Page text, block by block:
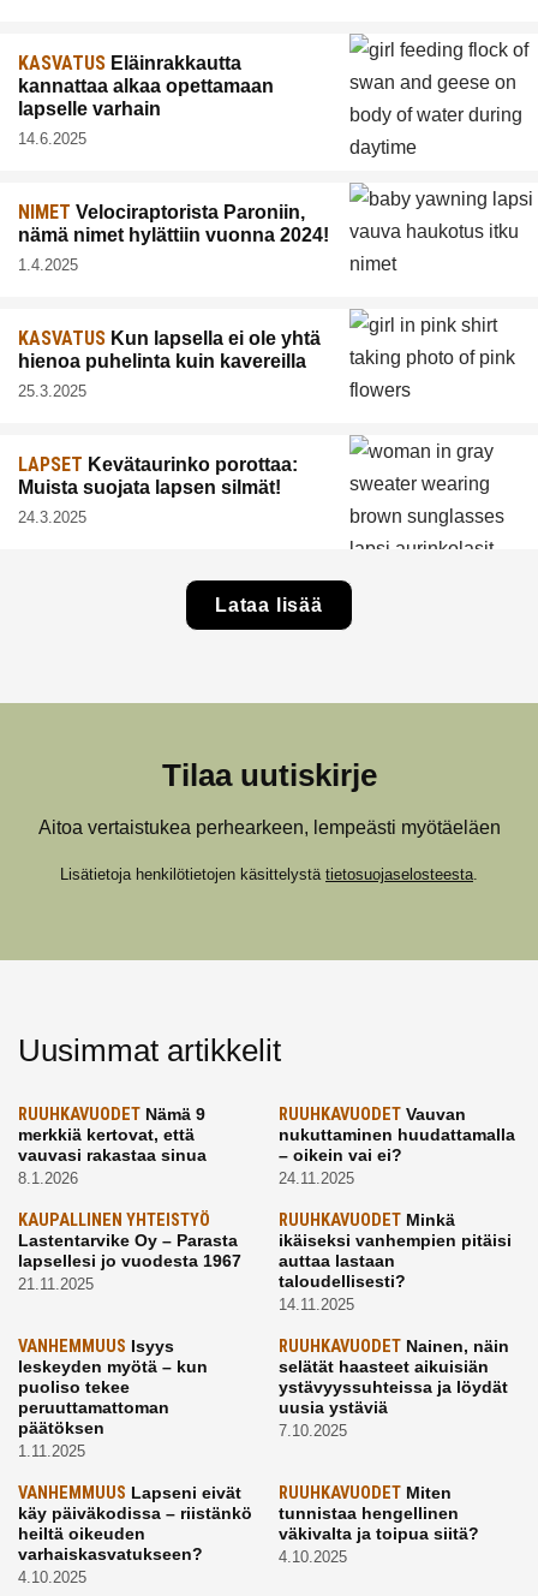
KASVATUS Eläinrakkautta
kannattaa alkaa opettamaan
lapselle varhain
14.6.2025
NIMET Velociraptorista Paroniin,
nämä nimet hylättiin vuonna 2024!
1.4.2025
KASVATUS Kun lapsella ei ole yhtä
hienoa puhelinta kuin kavereilla
25.3.2025
LAPSET Kevätaurinko porottaa:
Muista suojata lapsen silmät!
24.3.2025
Lataa lisää
Tilaa uutiskirje
Aitoa vertaistukea perhearkeen, lempeästi myötäeläen
Lisätietoja henkilötietojen käsittelystä tietosuojaselosteesta.
Uusimmat artikkelit
RUUHKAVUODET Nämä 9
merkkiä kertovat, että
vauvasi rakastaa sinua
8.1.2026
RUUHKAVUODETVauvan
nukuttaminen huudattamalla
– oikein vai ei?
24.11.2025
KAUPALLINEN YHTEISTYÖ
Lastentarvike Oy – Parasta
lapsellesi jo vuodesta 1967
21.11.2025
RUUHKAVUODETMinkä
ikäiseksi vanhempien pitäisi
auttaa lastaan
taloudellisesti?
14.11.2025
VANHEMMUUS Isyys
leskeyden myötä – kun
puoliso tekee
peruuttamattoman
päätöksen
1.11.2025
RUUHKAVUODETNainen, näin
selätät haasteet aikuisiän
ystävyyssuhteissa ja löydät
uusia ystäviä
7.10.2025
VANHEMMUUS Lapseni eivät
käy päiväkodissa – riistänkö
heiltä oikeuden
varhaiskasvatukseen?
4.10.2025
RUUHKAVUODETMiten
tunnistaa hengellinen
väkivalta ja toipua siitä?
4.10.2025